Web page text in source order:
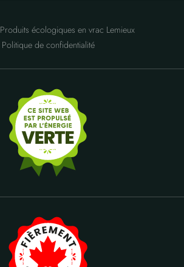
Produits écologiques en vrac Lemieux
Politique de confidentialité